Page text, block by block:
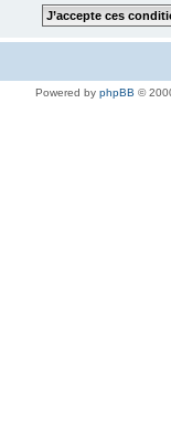
Powered by phpBB ©